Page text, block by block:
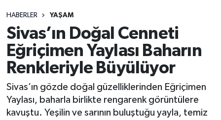
HABERLER YAŞAM
Sivas’ın Doğal Cenneti
Eğriçimen Yaylası Baharın
Renkleriyle Büyülüyor
Sivas’ın gözde doğal güzelliklerinden Eğriçimen
Yaylası, baharla birlikte rengarenk görüntülere
kavuştu. Yeşilin ve sarının buluştuğu yayla, temiz
GÜNCEL
KÜLTÜR
MAGAZİN
ÖZEL HABER
Son Dakika Haberleri
Haber Arşivi